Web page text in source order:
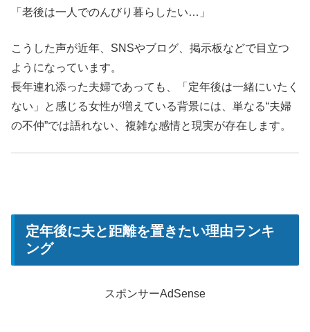
「老後は一人でのんびり暮らしたい…」
こうした声が近年、SNSやブログ、掲示板などで目立つ
ようになっています。
長年連れ添った夫婦であっても、「定年後は一緒にいたく
ない」と感じる女性が増えている背景には、単なる“夫婦
の不仲”では語れない、複雑な感情と現実が存在します。
定年後に夫と距離を置きたい理由ランキ
ング
スポンサーAdSense